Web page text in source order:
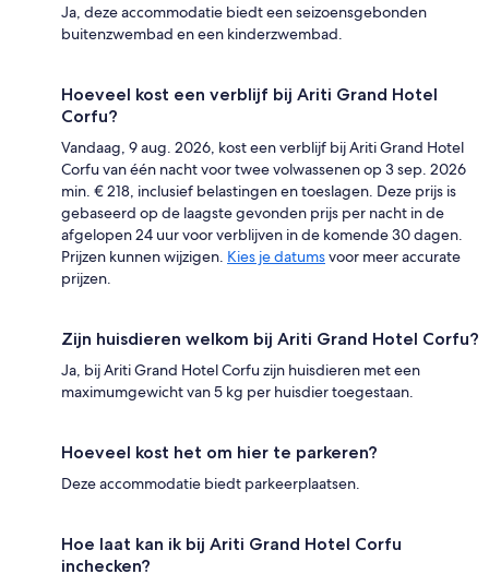
Ja, deze accommodatie biedt een seizoensgebonden
buitenzwembad en een kinderzwembad.
Hoeveel kost een verblijf bij Ariti Grand Hotel
Corfu?
Vandaag, 9 aug. 2026, kost een verblijf bij Ariti Grand Hotel
Corfu van één nacht voor twee volwassenen op 3 sep. 2026
min. € 218, inclusief belastingen en toeslagen. Deze prijs is
gebaseerd op de laagste gevonden prijs per nacht in de
afgelopen 24 uur voor verblijven in de komende 30 dagen.
Prijzen kunnen wijzigen. Kies je datumsvoor meer accurate
prijzen.
Zijn huisdieren welkom bij Ariti Grand Hotel Corfu?
Ja, bij Ariti Grand Hotel Corfu zijn huisdieren met een
maximumgewicht van 5 kg per huisdier toegestaan.
Hoeveel kost het om hier te parkeren?
Deze accommodatie biedt parkeerplaatsen.
Hoe laat kan ik bij Ariti Grand Hotel Corfu
inchecken?